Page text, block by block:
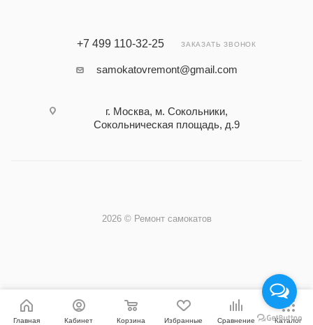
+7 499 110-32-25 ЗАКАЗАТЬ ЗВОНОК
samokatovremont@gmail.com
г. Москва, м. Сокольники,
Сокольническая площадь, д.9
2026 © Ремонт самокатов
Главная Кабинет Корзина Избранные Сравнение Каталог